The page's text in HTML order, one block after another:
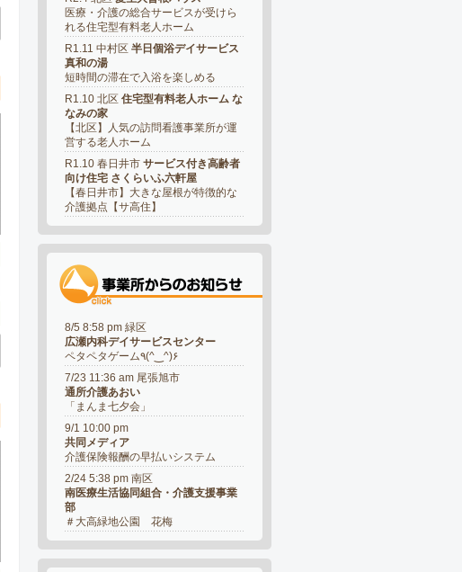
医療・介護の総合サービスが受けら
れる住宅型有料老人ホーム
R1.11 中村区 半日個浴デイサービス
真和の湯
短時間の滞在で入浴を楽しめる
R1.10 北区 住宅型有料老人ホーム な
なみの家
【北区】人気の訪問看護事業所が運
営する老人ホーム
R1.10 春日井市 サービス付き高齢者
向け住宅 さくらいふ六軒屋
【春日井市】大きな屋根が特徴的な
介護拠点【サ高住】
8/5 8:58 pm 緑区
広瀬内科デイサービスセンター
ペタペタゲーム٩(^‿^)۶
7/23 11:36 am 尾張旭市
通所介護あおい
「まんま七夕会」
9/1 10:00 pm
共同メディア
介護保険報酬の早払いシステム
2/24 5:38 pm 南区
南医療生活協同組合・介護支援事業
部
＃大高緑地公園 花梅